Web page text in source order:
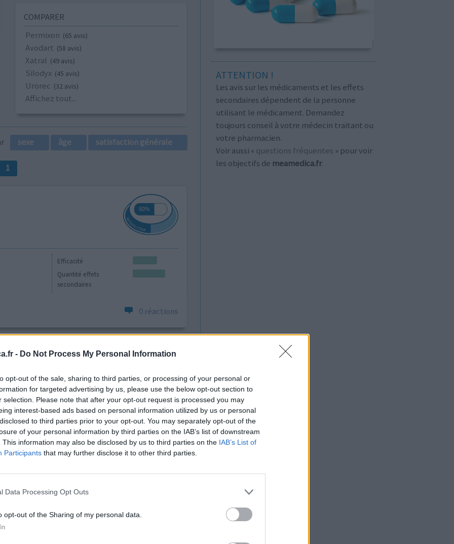
- Do Not Process My Personal Information
opt-out of the sale, sharing to third parties, or processing of your personal or
for targeted advertising by us, please use the below opt-out section to
selection. Please note that after your opt-out request is processed you may
interest-based ads based on personal information utilized by us or personal
to third parties prior to your opt-out. You may separately opt-out of the
of your personal information by third parties on the IAB’s list of downstream
This information may also be disclosed by us to third parties on the IAB’s List of
Participants that may further disclose it to other third parties.
Data Processing Opt Outs
opt-out of the Sharing of my personal data.
COMPARER
Permixon (65 avis)
Avodart (58 avis)
Xatral (49 avis)
Silodyx (45 avis)
Urorec (32 avis)
Affichez tout...
sexe âge satisfaction générale
1
Efficacité
Quantité effets
secondaires
0 réactions
Quantité effets
secondaires
pas
que je
,la miction est redevenue normale avec
de petits boutons su
ATTENTION !
Les avis sur les médicaments et les effets
secondaires dépendent de la personne
utilisant le médicament. Demandez
toujours conseil à votre médecin traitant ou
votre pharmacien.
Voir aussi « questions fréquentes » pour voir
les objectifs de meamedica.fr.